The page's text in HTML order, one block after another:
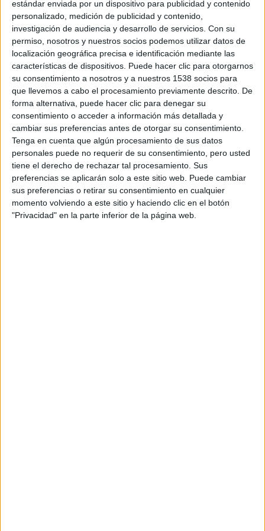
estándar enviada por un dispositivo para publicidad y contenido
personalizado, medición de publicidad y contenido,
investigación de audiencia y desarrollo de servicios. Con su
permiso, nosotros y nuestros socios podemos utilizar datos de
localización geográfica precisa e identificación mediante las
características de dispositivos. Puede hacer clic para otorgarnos
su consentimiento a nosotros y a nuestros 1538 socios para
que llevemos a cabo el procesamiento previamente descrito. De
forma alternativa, puede hacer clic para denegar su
consentimiento o acceder a información más detallada y
cambiar sus preferencias antes de otorgar su consentimiento.
Tenga en cuenta que algún procesamiento de sus datos
personales puede no requerir de su consentimiento, pero usted
tiene el derecho de rechazar tal procesamiento. Sus
preferencias se aplicarán solo a este sitio web. Puede cambiar
sus preferencias o retirar su consentimiento en cualquier
momento volviendo a este sitio y haciendo clic en el botón
"Privacidad" en la parte inferior de la página web.
Pratt) y Claire (Bryce Dallas Howard ) ponen en marcha un
plan para proteger a los dinosaurios de la extinción. Owen
se dedica a buscar a Blue, el raptor al que él crió y que
está desaparecido en la jungla, y Claire, que ha aprendido
a respetar a estas criaturas, está dispuesta a cumplir con
su misión. Cuando llegan a la isla, ya inestable por la
erupción del volcán, descubren una conspiración que
podría convertir nuestro planeta en un lugar con un
inmenso peligro no visto desde tiempos prehistóricos.
A nivel de ediciones especiales, nos encontramos con la
Edición limitada en caja metálica Blu-ray 3D + Blu-ray +
Bonus DVD, otraEdición limitada en caja metálica 4K UHD
+ Blu-ray + Bonus DVDy el Combo limitado Blu-ray 3D +